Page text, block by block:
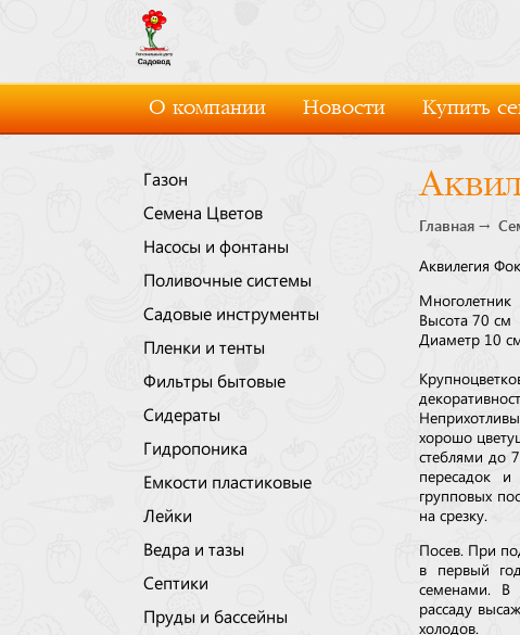
О компании Новости Купить
Газон
Семена Цветов
Насосы и фонтаны
Поливочные системы
Садовые инструменты
Пленки и тенты
Фильтры бытовые
Сидераты
Гидропоника
Емкости пластиковые
Лейки
Ведра и тазы
Септики
Пруды и бассейны
Главная
Аквилегия
Многолетник
Высота 70 см
Диаметр 10
хорошо
стеблями до
пересадок и
групповых
на срезку.
Посев. При
в первый
семенами. В
рассаду
холодов.